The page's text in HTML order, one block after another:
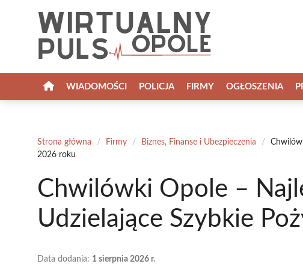
WIADOMOŚCI POLICJA FIRMY OGŁOSZENIA
Strona główna / Firmy / Biznes, Finanse i Ubezpieczenia /
2026 roku
Chwilówki Opole –
Udzielające Szybkie
Data dodania: 1 sierpnia 2026 r.